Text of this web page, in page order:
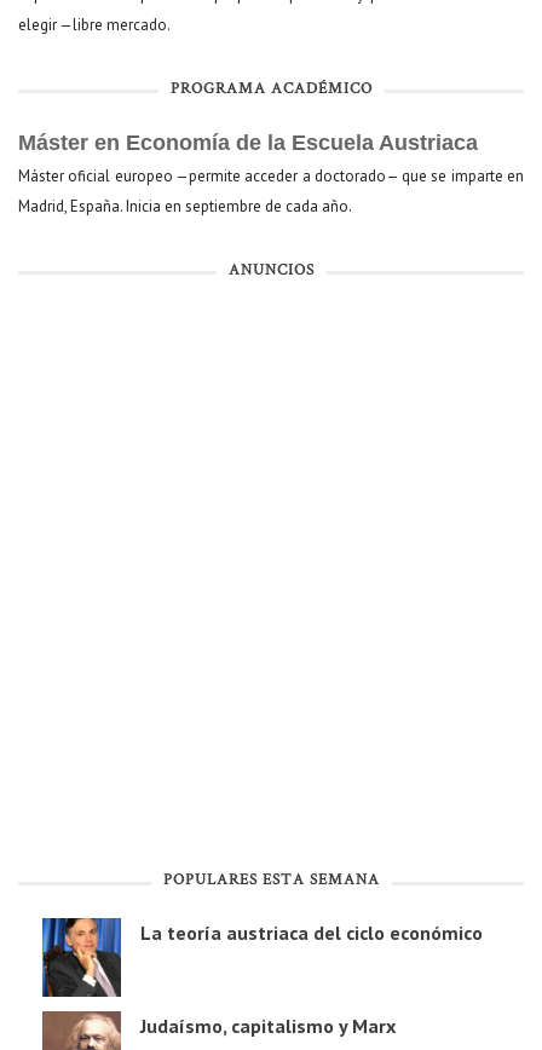
elegir —libre mercado.
PROGRAMA ACADÉMICO
Máster en Economía de la Escuela Austriaca
Máster oficial europeo —permite acceder a doctorado— que se imparte en
Madrid, España. Inicia en septiembre de cada año.
ANUNCIOS
POPULARES ESTA SEMANA
La teoría austriaca del ciclo económico
Judaísmo, capitalismo y Marx